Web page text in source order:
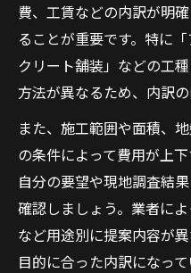
費、工賃などの内訳が明
ることが重要です。特に
クリート舗装」などの工
方法が異なるため、内訳
また、施工範囲や面積、
の条件によって費用が上
自分の要望や現地調査結
確認しましょう。業者に
など用途別に提案内容が
目的に合った内訳になっ